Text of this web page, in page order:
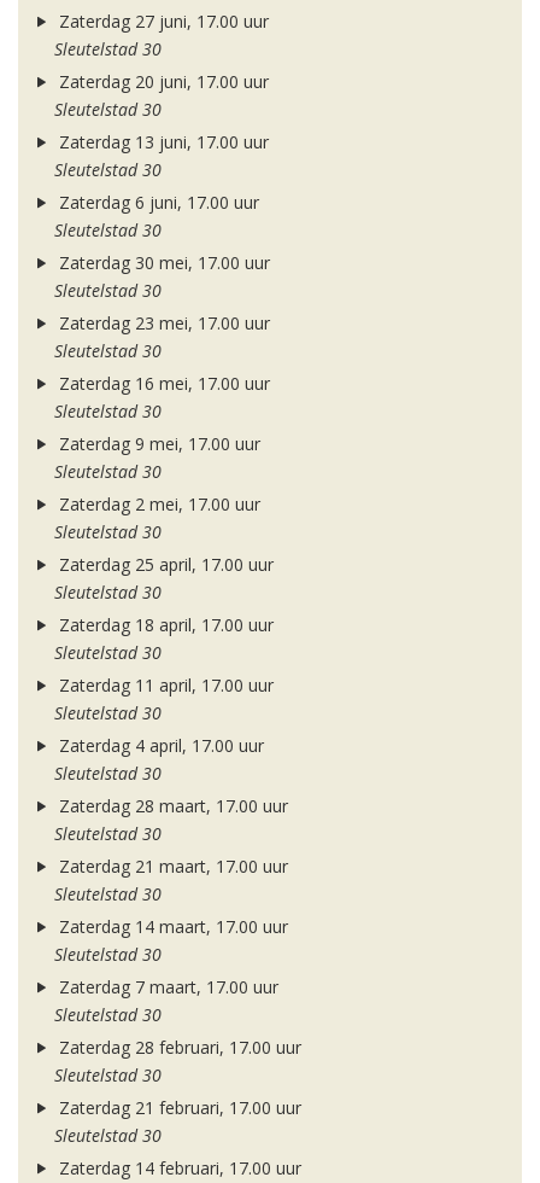
Zaterdag 27 juni, 17.00 uur
Sleutelstad 30
Zaterdag 20 juni, 17.00 uur
Sleutelstad 30
Zaterdag 13 juni, 17.00 uur
Sleutelstad 30
Zaterdag 6 juni, 17.00 uur
Sleutelstad 30
Zaterdag 30 mei, 17.00 uur
Sleutelstad 30
Zaterdag 23 mei, 17.00 uur
Sleutelstad 30
Zaterdag 16 mei, 17.00 uur
Sleutelstad 30
Zaterdag 9 mei, 17.00 uur
Sleutelstad 30
Zaterdag 2 mei, 17.00 uur
Sleutelstad 30
Zaterdag 25 april, 17.00 uur
Sleutelstad 30
Zaterdag 18 april, 17.00 uur
Sleutelstad 30
Zaterdag 11 april, 17.00 uur
Sleutelstad 30
Zaterdag 4 april, 17.00 uur
Sleutelstad 30
Zaterdag 28 maart, 17.00 uur
Sleutelstad 30
Zaterdag 21 maart, 17.00 uur
Sleutelstad 30
Zaterdag 14 maart, 17.00 uur
Sleutelstad 30
Zaterdag 7 maart, 17.00 uur
Sleutelstad 30
Zaterdag 28 februari, 17.00 uur
Sleutelstad 30
Zaterdag 21 februari, 17.00 uur
Sleutelstad 30
Zaterdag 14 februari, 17.00 uur